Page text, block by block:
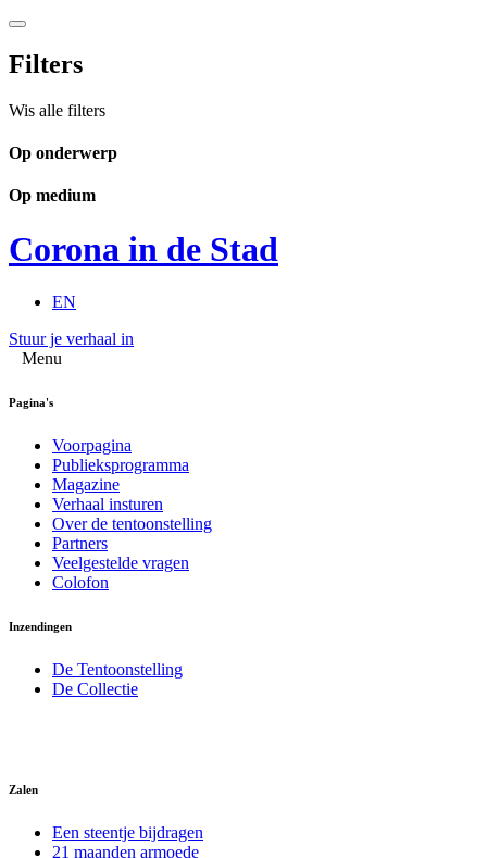
Filters
Wis alle filters
Op onderwerp
Op medium
Corona in de Stad
EN
Stuur je verhaal in
Menu
Pagina's
Voorpagina
Publieksprogramma
Magazine
Verhaal insturen
Over de tentoonstelling
Partners
Veelgestelde vragen
Colofon
Inzendingen
De Tentoonstelling
De Collectie
Zalen
Een steentje bijdragen
21 maanden armoede